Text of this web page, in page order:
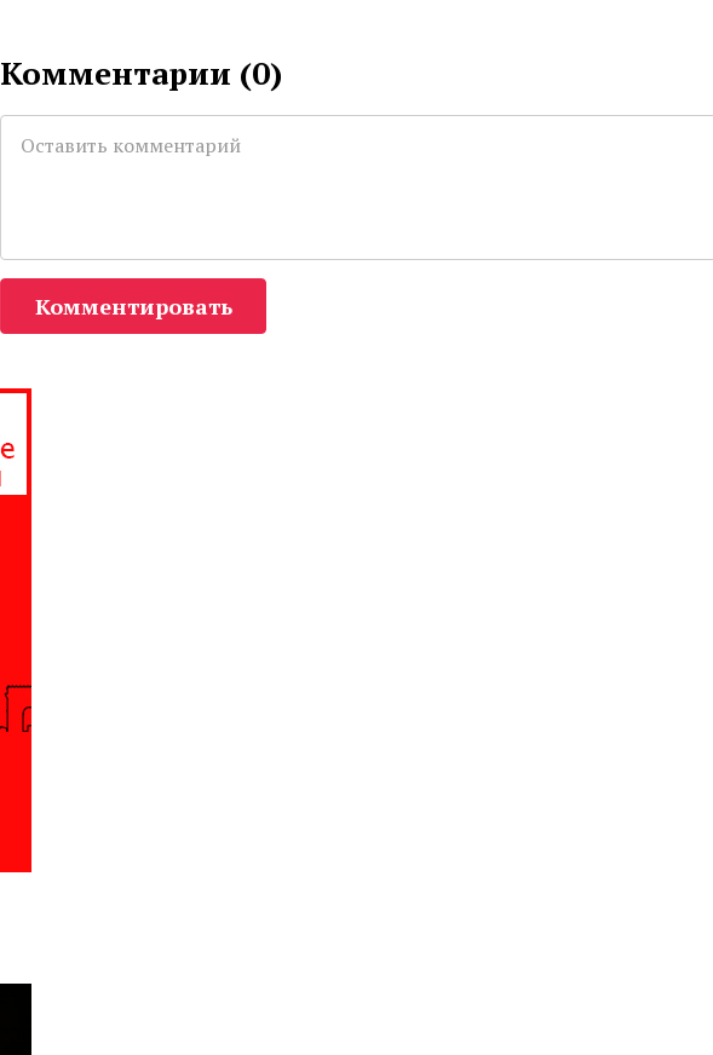
Комментарии (0)
Комментировать